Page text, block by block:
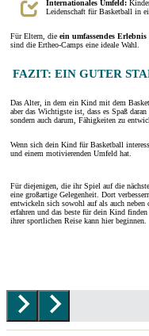
Internationales Umfeld:
Leidenschaft für Basketball in
Für Eltern, die ein umfassendes Erlebnis
sind die Ertheo-Camps eine ideale Wahl.
FAZIT: EIN GUTER
Das Alter, in dem ein Kind mit dem
aber das Wichtigste ist, dass es Spaß
sondern auch darum, Fähigkeiten zu
Wenn sich dein Kind für Basketball
und einem motivierenden Umfeld hat.
Für diejenigen, die ihr Spiel auf die
eine großartige Gelegenheit. Dort
entwickeln sich sowohl auf als auch neben
erfahren und das beste für dein Kind finden
ihrer sportlichen Reise kann hier beginnen.